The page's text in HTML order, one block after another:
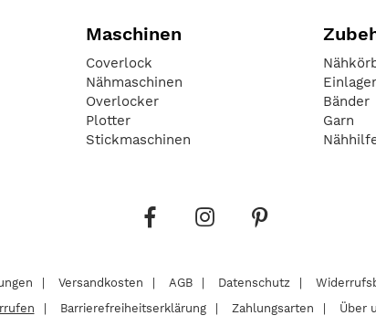
Maschinen
Coverlock
Nähmaschinen
Overlocker
Plotter
Stickmaschinen
Bänder
Garn
Versandkosten AGB Datenschutz
Barrierefreiheitserklärung Zahlungsarten Über